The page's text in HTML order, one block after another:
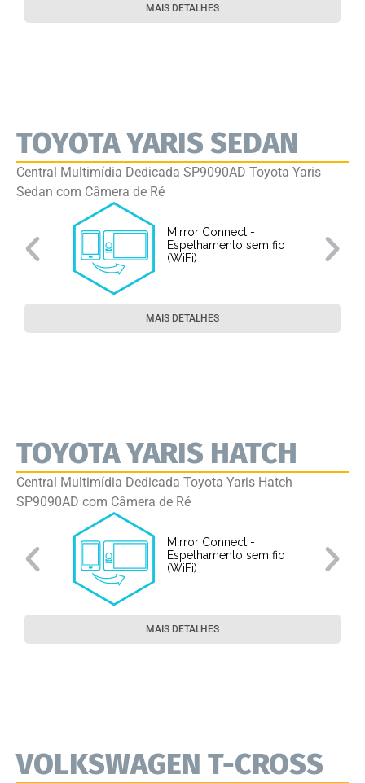
MAIS DETALHES
TOYOTA YARIS SEDAN
Central Multimídia Dedicada SP9090AD Toyota Yaris
Sedan com Câmera de Ré
Mirror Connect -
Espelhamento sem fio
(WiFi)
MAIS DETALHES
TOYOTA YARIS HATCH
Central Multimídia Dedicada Toyota Yaris Hatch
SP9090AD com Câmera de Ré
Mirror Connect -
Espelhamento sem fio
(WiFi)
MAIS DETALHES
VOLKSWAGEN T-CROSS